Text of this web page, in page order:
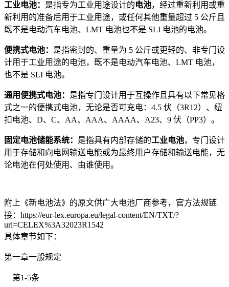
工业电池： 是指专为工业用途设计的电池，经过重新利用或重
新利用的准备后用于工业用途，或任何其他重量超过 5 公斤且
既不是电动汽车电池、LMT 电池也不是 SLI 电池的电池。
便携式电池： 是指密封的、重量为 5 公斤或更轻的、非专门设
计用于工业用途的电池，既不是电动汽车电池、LMT 电池，
也不是 SLI 电池。
通用便携式电池： 是指专门设计用于互操作且具有以下常见格
式之一的便携式电池，无论是否可充电：4.5 伏（3R12）、纽
扣电池、D、C、AA、AAA、AAAA、A23、9 伏（PP3）。
固定电池储能系统： 是指具有内部存储的工业电池，专门设计
用于存储和向电网输送电能或为最终用户存储和输送电能，无
论电池在何处使用、由谁使用。
附上《新电池法》的原文供广大电池厂商参考，官方法规链
接：https://eur-lex.europa.eu/legal-content/EN/TXT/?
uri=CELEX%3A32023R1542
具体章节如下：
第一章一般规定
第1-5条